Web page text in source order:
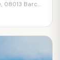
Oksana Kisak Style. Carrer de València, 512, Eixample, 08013 Barcelona, Spain